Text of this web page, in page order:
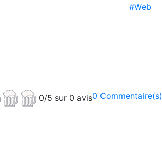
#Web
0 Commentaire(s)
0/5 sur 0 avis